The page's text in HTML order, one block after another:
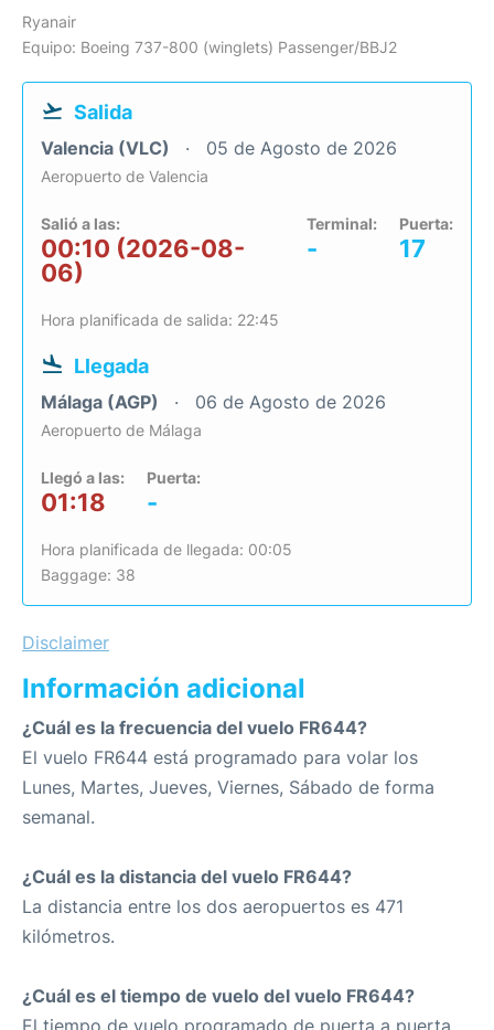
Ryanair
Equipo: Boeing 737-800 (winglets) Passenger/BBJ2
Salida
Valencia (VLC) 05 de Agosto de 2026
Aeropuerto de Valencia
Salió a las:
00:10 (2026-08-
06)
Terminal:
-
Puerta:
17
Hora planificada de salida: 22:45
Llegada
Málaga (AGP) 06 de Agosto de 2026
Aeropuerto de Málaga
Llegó a las:
01:18
Puerta:
-
Hora planificada de llegada: 00:05
Baggage: 38
Disclaimer
Información adicional
¿Cuál es la frecuencia del vuelo FR644?
El vuelo FR644 está programado para volar los
Lunes, Martes, Jueves, Viernes, Sábado de forma
semanal.
¿Cuál es la distancia del vuelo FR644?
La distancia entre los dos aeropuertos es 471
kilómetros.
¿Cuál es el tiempo de vuelo del vuelo FR644?
El tiempo de vuelo programado de puerta a puerta